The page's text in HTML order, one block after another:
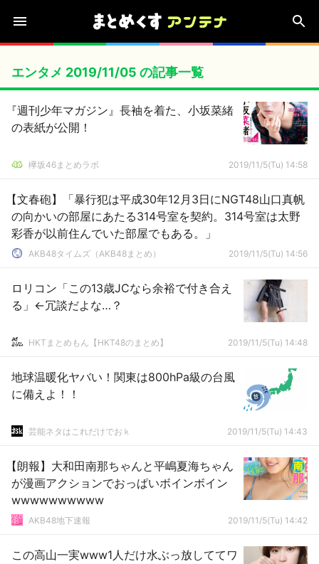
エンタメ 2019/11/05 の記事一覧
『週刊少年マガジン』長袖を着た、小坂菜緒
の表紙が公開！
欅坂46まとめラボ 2019/11/5(Tu) 14:58
【文春砲】「暴行犯は平成30年12月3日にNGT48山口真帆
の向かいの部屋にあたる314号室を契約。314号室は太野
彩香が以前住んでいた部屋でもある。」
AKB48タイムズ（AKB48まとめ） 2019/11/5(Tu) 14:56
ロリコン「この13歳JCなら余裕で付き合え
る」←冗談だよな…？
HKTまとめもん【HKT48のまとめ】 2019/11/5(Tu) 14:48
地球温暖化ヤバい！関東は800hPa級の台風
に備えよ！！
芸能ネタはこれだけでおｋ 2019/11/5(Tu) 14:43
【朗報】大和田南那ちゃんと平嶋夏海ちゃん
が漫画アクションでおっぱいボインボイン
wwwwwwwwww
AKB48地下速報 2019/11/5(Tu) 14:42
この高山一実www1人だけ水ぶっ放しててワ